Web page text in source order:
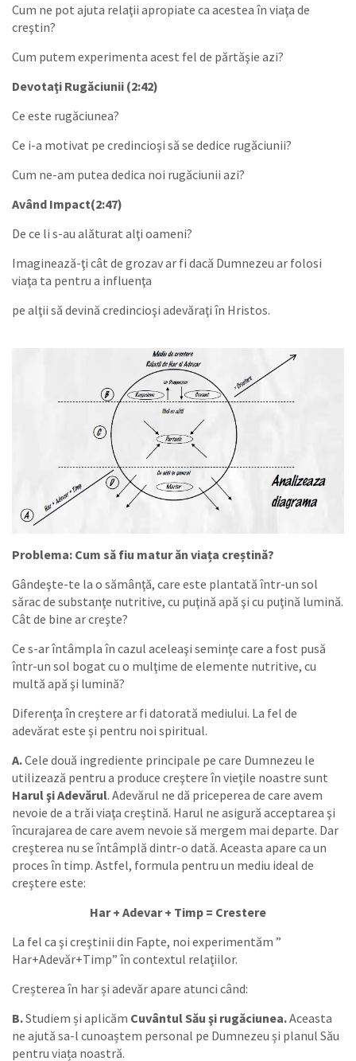
Cum ne pot ajuta relaţii apropiate ca acestea în viaţa de
creştin?
Cum putem experimenta acest fel de părtăşie azi?
Devotaţi Rugăciunii (2:42)
Ce este rugăciunea?
Ce i-a motivat pe credincioşi să se dedice rugăciunii?
Cum ne-am putea dedica noi rugăciunii azi?
Având Impact(2:47)
De ce li s-au alăturat alţi oameni?
Imaginează-ţi cât de grozav ar fi dacă Dumnezeu ar folosi
viaţa ta pentru a influenţa
pe alţii să devină credincioşi adevăraţi în Hristos.
Problema: Cum să fiu matur ăn viața creștină?
Gândeşte-te la o sămânţă, care este plantată într-un sol
sărac de substanţe nutritive, cu puţină apă şi cu puţină lumină.
Cât de bine ar creşte?
Ce s-ar întâmpla în cazul aceleaşi seminţe care a fost pusă
într-un sol bogat cu o mulţime de elemente nutritive, cu
multă apă şi lumină?
Diferenţa în creştere ar fi datorată mediului. La fel de
adevărat este şi pentru noi spiritual.
A.Cele două ingrediente principale pe care Dumnezeu le
utilizează pentru a produce creştere în vieţile noastre sunt
Harul şi Adevărul. Adevărul ne dă priceperea de care avem
nevoie de a trăi viaţa creştină. Harul ne asigură acceptarea şi
încurajarea de care avem nevoie să mergem mai departe. Dar
creşterea nu se întâmplă dintr-o dată. Aceasta apare ca un
proces în timp. Astfel, formula pentru un mediu ideal de
creştere este:
Har + Adevar + Timp = Crestere
La fel ca şi creştinii din Fapte, noi experimentăm ”
Har+Adevăr+Timp” în contextul relaţiilor.
Creșterea în har și adevăr apare atunci când:
B.Studiem și aplicăm Cuvântul Său şi rugăciunea.Aceasta
ne ajută sa-l cunoaștem personal pe Dumnezeu și planul Său
pentru viața noastră.